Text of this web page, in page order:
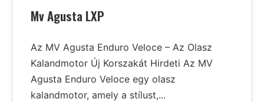
Mv Agusta LXP
Az MV Agusta Enduro Veloce – Az Olasz
Kalandmotor Új Korszakát Hirdeti Az MV
Agusta Enduro Veloce egy olasz
kalandmotor, amely a stílust,...